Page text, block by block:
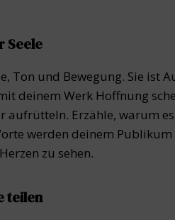
Seele
Ton und Bewegung. Sie ist
deinem Werk Hoffnung
aufrütteln. Erzähle, warum
werden deinem
zu sehen.
teilen